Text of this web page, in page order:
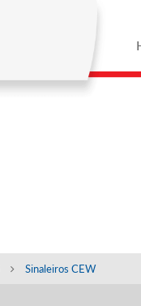
Sinaleiros CEW